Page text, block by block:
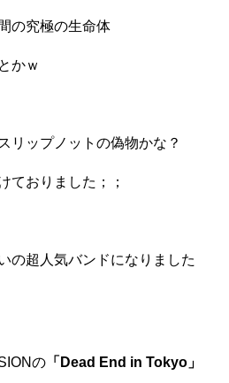
の究極の生命体
かｗ
リップノットの偽物かな？
ておりました；；
の超人気バンドになりました
の 「Dead End in Tokyo」